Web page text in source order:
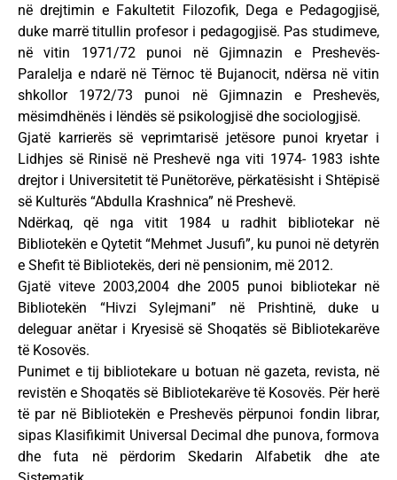
në drejtimin e Fakultetit Filozofik, Dega e Pedagogjisë,
duke marrë titullin profesor i pedagogjisë. Pas studimeve,
në vitin 1971/72 punoi në Gjimnazin e Preshevës-
Paralelja e ndarë në Tërnoc të Bujanocit, ndërsa në vitin
shkollor 1972/73 punoi në Gjimnazin e Preshevës,
mësimdhënës i lëndës së psikologjisë dhe sociologjisë.
Gjatë karrierës së veprimtarisë jetësore punoi kryetar i
Lidhjes së Rinisë në Preshevë nga viti 1974- 1983 ishte
drejtor i Universitetit të Punëtorëve, përkatësisht i Shtëpisë
së Kulturës “Abdulla Krashnica” në Preshevë.
Ndërkaq, që nga vitit 1984 u radhit bibliotekar në
Bibliotekën e Qytetit “Mehmet Jusufi”, ku punoi në detyrën
e Shefit të Bibliotekës, deri në pensionim, më 2012.
Gjatë viteve 2003,2004 dhe 2005 punoi bibliotekar në
Bibliotekën “Hivzi Sylejmani” në Prishtinë, duke u
deleguar anëtar i Kryesisë së Shoqatës së Bibliotekarëve
të Kosovës.
Punimet e tij bibliotekare u botuan në gazeta, revista, në
revistën e Shoqatës së Bibliotekarëve të Kosovës. Për herë
të par në Bibliotekën e Preshevës përpunoi fondin librar,
sipas Klasifikimit Universal Decimal dhe punova, formova
dhe futa në përdorim Skedarin Alfabetik dhe ate